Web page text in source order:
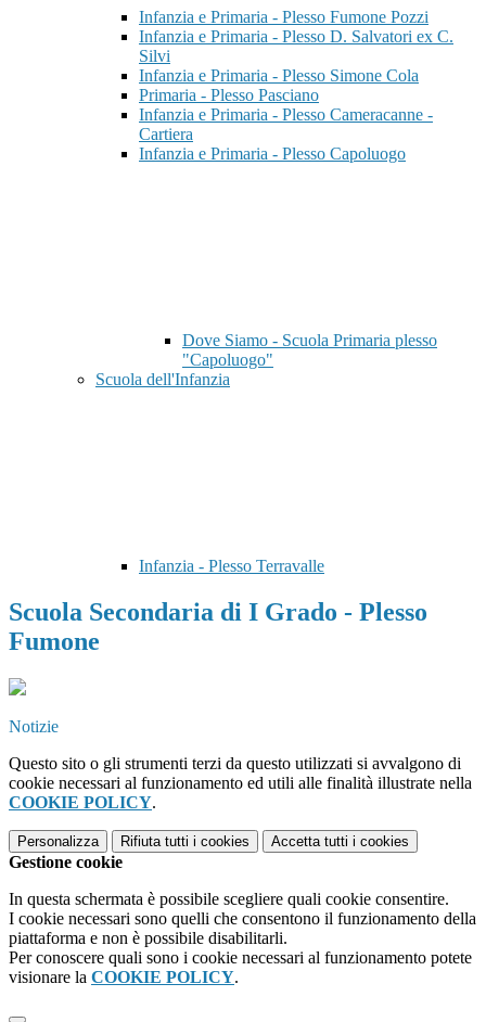
Infanzia e Primaria - Plesso Fumone Pozzi
Infanzia e Primaria - Plesso D. Salvatori ex C.
Silvi
Infanzia e Primaria - Plesso Simone Cola
Primaria - Plesso Pasciano
Infanzia e Primaria - Plesso Cameracanne -
Cartiera
Infanzia e Primaria - Plesso Capoluogo
Dove Siamo - Scuola Primaria plesso
"Capoluogo"
Scuola dell'Infanzia
Infanzia - Plesso Terravalle
Scuola Secondaria di I Grado - Plesso
Fumone
Notizie
Questo sito o gli strumenti terzi da questo utilizzati si avvalgono di
cookie necessari al funzionamento ed utili alle finalità illustrate nella
COOKIE POLICY.
Personalizza Rifiuta tutti i cookies Accetta tutti i cookies
Gestione cookie
In questa schermata è possibile scegliere quali cookie consentire.
I cookie necessari sono quelli che consentono il funzionamento della
piattaforma e non è possibile disabilitarli.
Per conoscere quali sono i cookie necessari al funzionamento potete
visionare la COOKIE POLICY.